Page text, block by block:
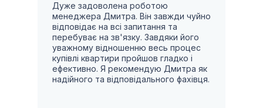
Дуже задоволена роботою
менеджера Дмитра. Він завжди чуйно
відповідає на всі запитання та
перебуває на зв'язку. Завдяки його
уважному відношенню весь процес
купівлі квартири пройшов гладко і
ефективно. Я рекомендую Дмитра як
надійного та відповідального фахівця.